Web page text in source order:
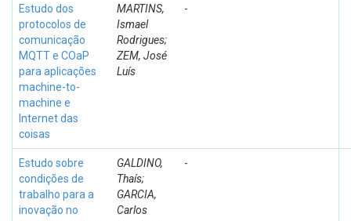
Estudo dos
protocolos de
comunicação
MQTT e COaP
para aplicações
machine-to-
machine e
Internet das
coisas
MARTINS,
Ismael
Rodrigues;
ZEM, José
Luís
-
Estudo sobre
condições de
trabalho para a
inovação no
GALDINO,
Thaís;
GARCIA,
Carlos
-